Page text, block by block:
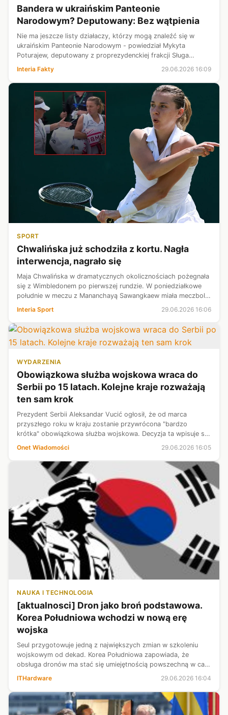
Bandera w ukraińskim Panteonie
Narodowym? Deputowany: Bez wątpienia
Nie ma jeszcze listy działaczy, którzy mogą znaleźć się w
ukraińskim Panteonie Narodowym - powiedział Mykyta
Poturajew, deputowany z proprezydenckiej frakcji Sługa
niewykluczone, iż będzie tam...
Interia Fakty 29.06.2026 16:09
SPORT
Chwalińska już schodziła z kortu. Nagła
interwencja, nagrało się
Maja Chwalińska w dramatycznych okolicznościach pożegnała
się z Wimbledonem po pierwszej rundzie. W poniedziałkowe
południe w meczu z Mananchayą Sawangkaew miała meczbola
przy stanie 6:2 i 5:2. Niestety po groźnym upadku wszystko
się posypało, przez ...
Interia Sport 29.06.2026 16:06
WYDARZENIA
Obowiązkowa służba wojskowa wraca do
Serbii po 15 latach. Kolejne kraje rozważają
ten sam krok
Prezydent Serbii Aleksandar Vucić ogłosił, że od marca
przyszłego roku w kraju zostanie przywrócona "bardzo
krótka" obowiązkowa służba wojskowa. Decyzja ta wpisuje się
w szerszy europejski trend dotyczący wzmacniania zdolności
Onet Wiadomości 29.06.2026 16:05
NAUKA I TECHNOLOGIA
[aktualnosci] Dron jako broń podstawowa.
Korea Południowa wchodzi w nową erę
wojska
Seul przygotowuje jedną z największych zmian w szkoleniu
wojskowym od dekad. Korea Południowa zapowiada, że
obsługa dronów ma stać się umiejętnością powszechną w całej
ITHardware 29.06.2026 16:04